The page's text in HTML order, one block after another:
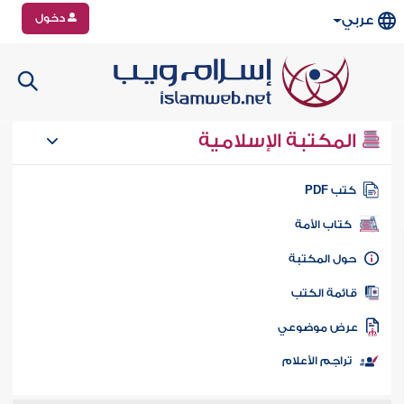
عربي دخول
المكتبة الإسلامية
كتب PDF
كتاب الأمة
المكتبة
الكتب
موضوعي